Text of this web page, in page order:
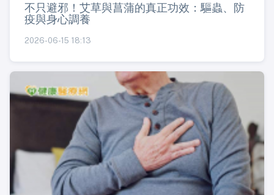
不只避邪！艾草與菖蒲的真正功效：驅蟲、防
疫與身心調養
2026-06-15 18:13